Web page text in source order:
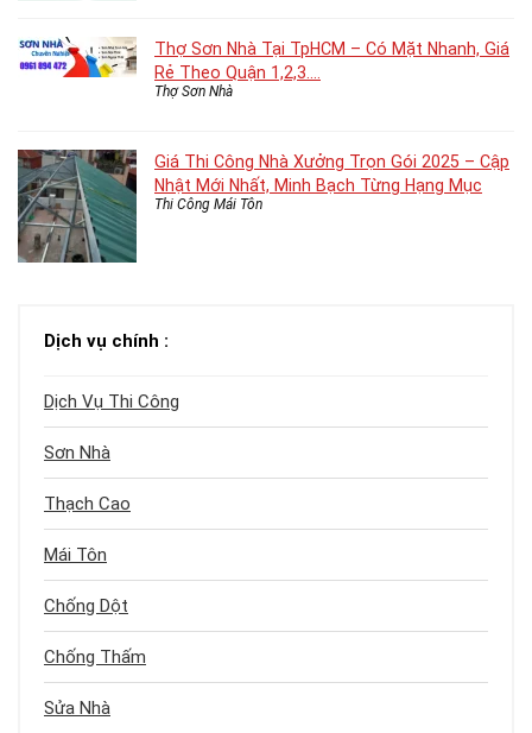
Thợ Sơn Nhà Tại TpHCM – Có Mặt Nhanh, Giá
Rẻ Theo Quận 1,2,3….
Thợ Sơn Nhà
Giá Thi Công Nhà Xưởng Trọn Gói 2025 – Cập
Nhật Mới Nhất, Minh Bạch Từng Hạng Mục
Thi Công Mái Tôn
Dịch vụ chính :
Dịch Vụ Thi Công
Sơn Nhà
Thạch Cao
Mái Tôn
Chống Dột
Chống Thấm
Sửa Nhà